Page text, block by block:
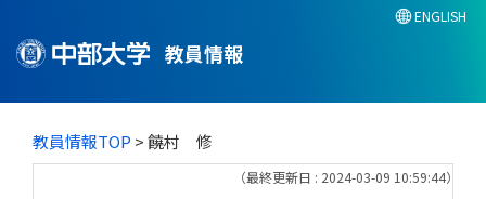
教員情報
ENGLISH
教員情報TOP > 饒村 修
（最終更新日 : 2024-03-09 10:59:44）